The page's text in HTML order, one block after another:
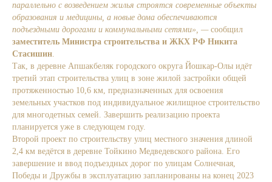
параллельно с возведением жилья строятся современные объекты
образования и медицины, а новые дома обеспечиваются
подъездными дорогами и коммунальными сетями», — сообщил
заместитель Министра строительства и ЖКХ РФ Никита
Стасишин.
Так, в деревне Апшакбеляк городского округа Йошкар-Олы идёт
третий этап строительства улиц в зоне жилой застройки общей
протяженностью 10,6 км, предназначенных для освоения
земельных участков под индивидуальное жилищное строительство
для многодетных семей. Завершить реализацию проекта
планируется уже в следующем году.
Второй проект по строительству улиц местного значения длиной
2,4 км ведётся в деревне Тойкино Медведевского района. Его
завершение и ввод подъездных дорог по улицам Солнечная,
Победы и Дружбы в эксплуатацию запланированы на конец 2023